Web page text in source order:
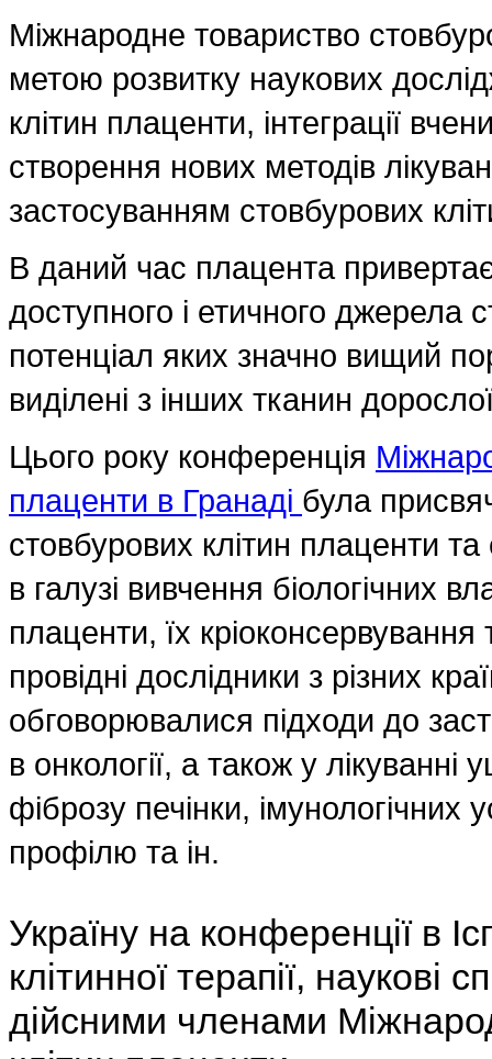
Міжнародне товариство
метою розвитку наукових
клітин плаценти, інтеграції
створення нових методів
застосуванням стовбурових
В даний час плацента
доступного і етичного джерела
потенціал яких значно вищий
виділені з інших тканин
Цього року конференція
плаценти в Гранаді була
стовбурових клітин плаценти
в галузі вивчення біологічних
плаценти, їх кріоконсервування
провідні дослідники з різних
обговорювалися підходи до
в онкології, а також у
фіброзу печінки, імунологічних
профілю та ін.
Україну на конференції в
клітинної терапії, наукові
дійсними членами